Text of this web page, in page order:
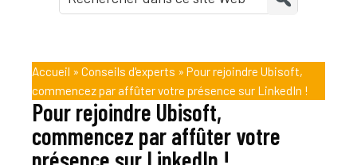
Accueil » Conseils d'experts » Pour rejoindre Ubisoft,
commencez par affûter votre présence sur LinkedIn !
Pour rejoindre Ubisoft,
commencez par affûter votre